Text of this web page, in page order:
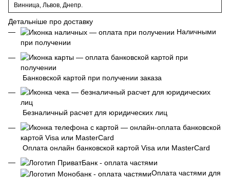
Винница, Львов, Днепр.
Детальніше про доставку
Наличными
при получении
Банковской картой при получении заказа
Безналичный расчет для юридических лиц
Оплата онлайн банковской картой Visa или MasterCard
Оплата частями для